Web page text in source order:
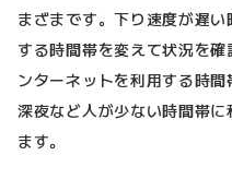
まざまです。下り速度が遅
する時間帯を変えて状況を
ンターネットを利用する時間
深夜など人が少ない時間帯
ます。